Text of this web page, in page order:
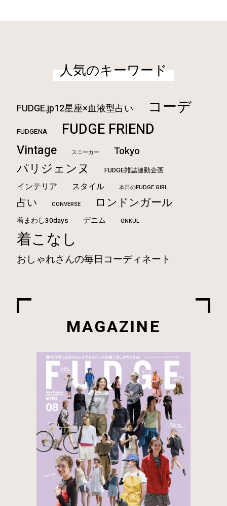
人気のキーワード
FUDGE.jp12星座×血液型占い コーデ
FUDGENA FUDGE FRIEND
Vintage スニーカー Tokyo
パリジェンヌ FUDGE雑誌連動企画
インテリア スタイル 本日のFUDGE GIRL
占い CONVERSE ロンドンガール
着まわし30days デニム ONKUL
着こなし
おしゃれさんの毎日コーディネート
MAGAZINE